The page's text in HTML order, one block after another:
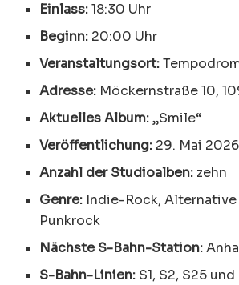
Einlass:18:30 Uhr
Beginn: 20:00 Uhr
Veranstaltungsort:
Adresse: Möckernstraße 10,
Aktuelles Album:„Smile“
Veröffentlichung: 29. Mai 2026
Anzahl der Studioalben: zehn
Genre: Indie-Rock, Alternative
Punkrock
Nächste S-Bahn-Station:
S-Bahn-Linien: S1, S2, S25